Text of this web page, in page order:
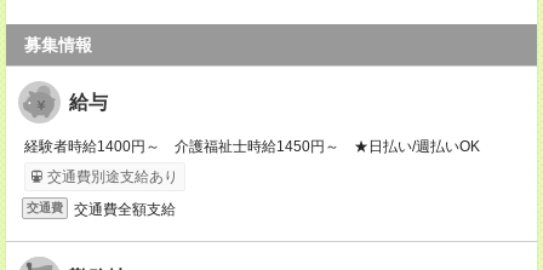
募集情報
給与
経験者時給1400円～ 介護福祉士時給1450円～ ★日払い/週払いOK
交通費別途支給あり
交通費 交通費全額支給